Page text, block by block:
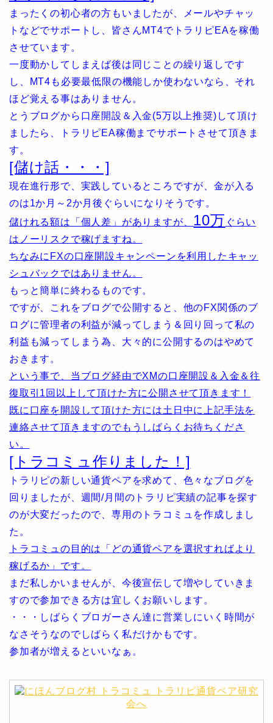
まったくの初心者の方もいましたが、メールやチャッ
トなどでサポートし、皆さんMT4でトラリピEAを稼働
させています。
一度動かしてしまえば後は同じことの繰り返しです
し、MT4も必要最低限の機能しか使わないなら、それ
ほど覚える事はありません。
とうブログから口座開設＆入金(5万以上推奨)して頂け
ましたら、トラリピEA稼働までサポートさせて頂きま
す。
[儲け話・・・]
現在進行形で、実践しているところですが、金が入る
のは1か月～2か月後ぐらいになりそうです。
儲けれる額は「個人差」がありますが、 10万 ぐらい
はノーリスクで稼げますね。
ちなみにFXの口座開設キャンペーンを利用したキャッ
シュバックではありません。
もっと簡単に終わるものです。
ですが、これをブログで公開すると、他のFX関係のブ
ログに管理者の利益が減ってしまう＆回り回って私の
利益も減ってしまう為、大々的に公開するのはやめて
おきます。
という事で、当ブログ経由でXMの口座開設＆入金＆往
復取引1回以上して頂けた方に公開させて頂きます！
既に口座を開設して頂けた方には土日中に上記手法を
連絡させて頂きますのでもうしばらくお待ちくださ
い。
[トラコミュ作りました！]
トラリピの新しい通貨ペアを求めて、色々なブログを
回りましたが、週間/月間のトラリピ実績の記事を探す
のが大変だったので、専用のトラコミュを作成しまし
た。
トラコミュの目的は「どの通貨ペアを選択すればより
稼げるか」です。
まだ私しかいませんが、今後宣伝して増やしていきま
すので参加できる方は宜しくお願いします。
・・・しばらくブロガーさん達に営業しにいく時間が
なさそうなのでしばらく私だけかもです。
参加者が増えるといいなぁ。